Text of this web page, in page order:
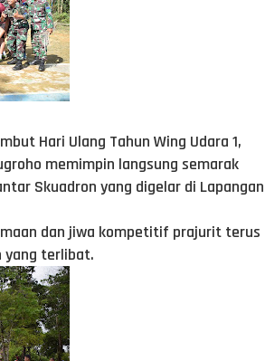
Hari Ulang Tahun Wing Udara 1,
memimpin langsung semarak
Skuadron yang digelar di Lapangan
dan jiwa kompetitif prajurit terus
yang terlibat.